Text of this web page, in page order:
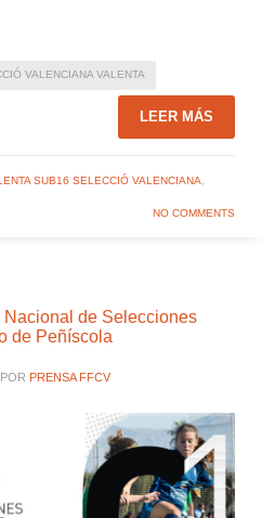
VALENCIANA VALENTA
LEER MÁS
SUB16 SELECCIÓ VALENCIANA
NO COMMENTS
de Selecciones
de Peñíscola
POR PRENSA FFCV